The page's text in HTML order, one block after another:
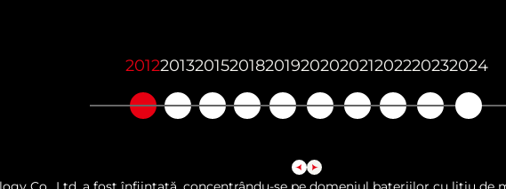
2012201320152018201920202021202220232024